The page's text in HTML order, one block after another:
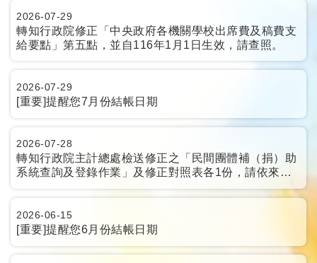
2026-07-29
轉知行政院修正「中央政府各機關學校出席費及稿費支
給要點」第五點，並自116年1月1日生效，請查照。
2026-07-29
[重要]提醒您7月份結帳日期
2026-07-28
轉知行政院主計總處檢送修正之「民間團體補（捐）助
系統查詢及登錄作業」及修正對照表各1份，請依來文
說明辦理，請查照。
2026-06-15
[重要]提醒您6月份結帳日期